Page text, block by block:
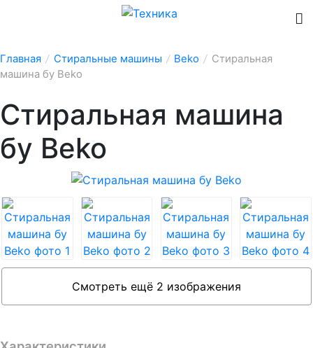
Главная / Стиральные машины / Beko / Стиральная
машина бу Beko
Стиральная машина
бу Beko
Смотреть ещё 2 изображения